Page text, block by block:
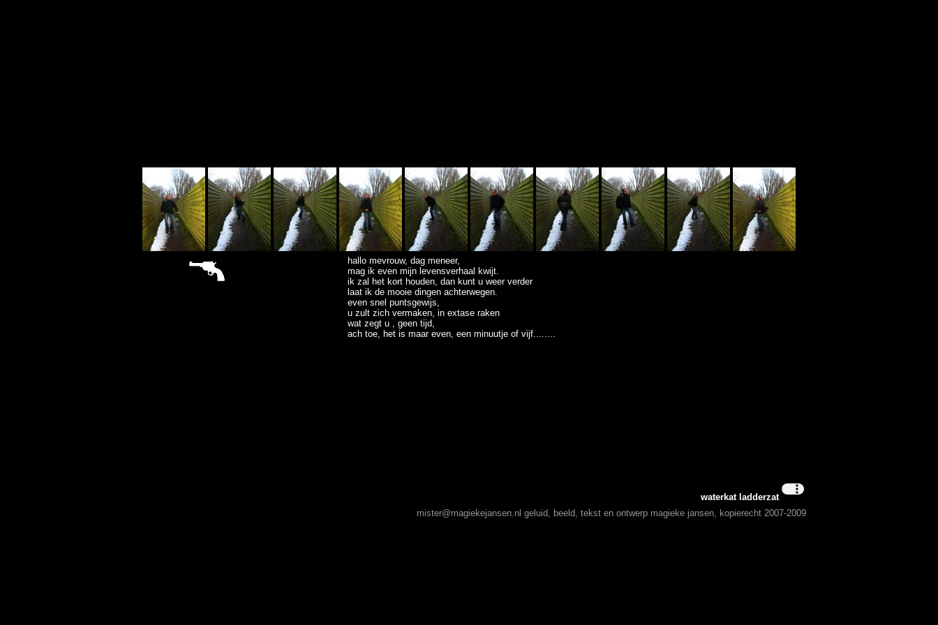
hallo mevrouw, dag meneer,
mag ik even mijn levensverhaal kwijt.
ik zal het kort houden, dan kunt u weer verder
laat ik de mooie dingen achterwegen.
even snel puntsgewijs,
u zult zich vermaken, in extase raken
wat zegt u , geen tijd,
ach toe, het is maar even, een minuutje of vijf........
waterkat ladderzat
mister@magiekejansen.nl geluid, beeld, tekst en ontwerp magieke jansen, kopierecht 2007-2009